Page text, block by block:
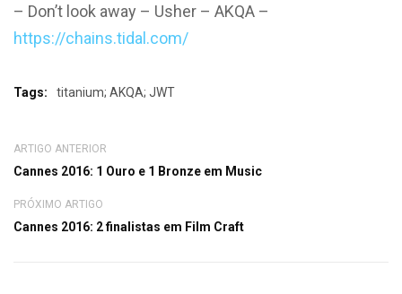
– Don’t look away – Usher – AKQA –
https://chains.tidal.com/
Tags: titanium; AKQA; JWT
ARTIGO ANTERIOR
Cannes 2016: 1 Ouro e 1 Bronze em Music
PRÓXIMO ARTIGO
Cannes 2016: 2 finalistas em Film Craft